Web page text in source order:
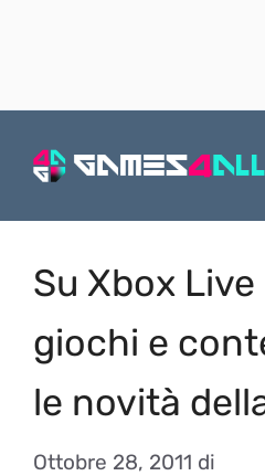
Su Xbox
giochi e
le novità
Ottobre 28, 2011 di